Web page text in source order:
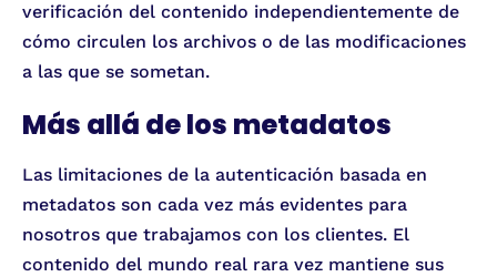
verificación del contenido independientemente de
cómo circulen los archivos o de las modificaciones
a las que se sometan.
Más allá de los metadatos
Las limitaciones de la autenticación basada en
metadatos son cada vez más evidentes para
nosotros que trabajamos con los clientes. El
contenido del mundo real rara vez mantiene sus